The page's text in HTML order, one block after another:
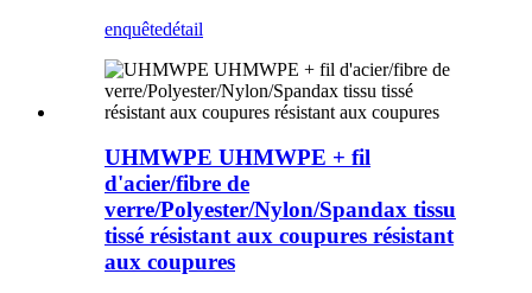
enquêtedétail
UHMWPE UHMWPE + fil
d'acier/fibre de
verre/Polyester/Nylon/Spandax tissu
tissé résistant aux coupures résistant
aux coupures